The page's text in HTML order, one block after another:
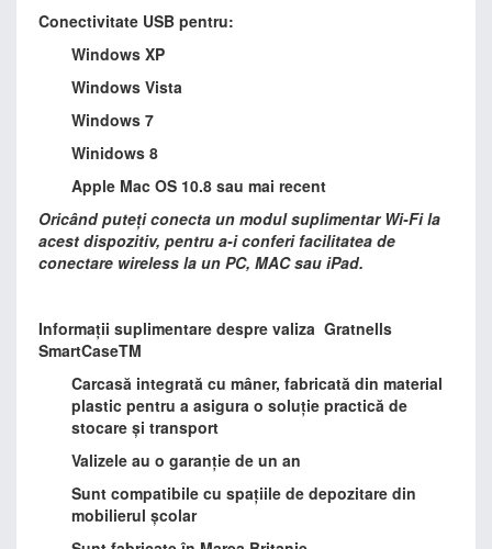
Conectivitate USB pentru:
Windows XP
Windows Vista
Windows 7
Winidows 8
Apple Mac OS 10.8 sau mai recent
Oricând puteți conecta un modul suplimentar Wi-Fi la
acest dispozitiv, pentru a-i conferi facilitatea de
conectare wireless la un PC, MAC sau iPad.
Informații suplimentare despre valiza Gratnells
SmartCaseTM
Carcasă integrată cu mâner, fabricată din material
plastic pentru a asigura o soluție practică de
stocare și transport
Valizele au o garanție de un an
Sunt compatibile cu spațiile de depozitare din
mobilierul școlar